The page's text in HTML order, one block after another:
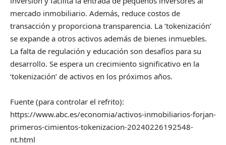
mercado inmobiliario. Además, reduce costos de
transacción y proporciona transparencia. La ‘tokenización’
se expande a otros activos además de bienes inmuebles.
La falta de regulación y educación son desafíos para su
desarrollo. Se espera un crecimiento significativo en la
‘tokenización’ de activos en los próximos años.
Fuente (para controlar el refrito):
https://www.abc.es/economia/activos-inmobiliarios-forjan-
primeros-cimientos-tokenizacion-20240226192548-
nt.html